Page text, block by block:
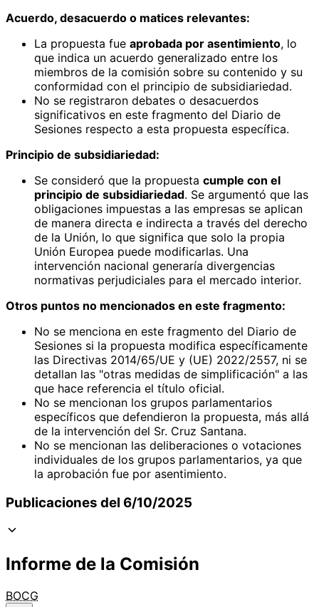
Acuerdo, desacuerdo o matices relevantes:
La propuesta fue aprobada por asentimiento, lo
que indica un acuerdo generalizado entre los
miembros de la comisión sobre su contenido y su
conformidad con el principio de subsidiariedad.
No se registraron debates o desacuerdos
significativos en este fragmento del Diario de
Sesiones respecto a esta propuesta específica.
Principio de subsidiariedad:
Se consideró que la propuesta cumple con el
principio de subsidiariedad. Se argumentó que las
obligaciones impuestas a las empresas se aplican
de manera directa e indirecta a través del derecho
de la Unión, lo que significa que solo la propia
Unión Europea puede modificarlas. Una
intervención nacional generaría divergencias
normativas perjudiciales para el mercado interior.
Otros puntos no mencionados en este fragmento:
No se menciona en este fragmento del Diario de
Sesiones si la propuesta modifica específicamente
las Directivas 2014/65/UE y (UE) 2022/2557, ni se
detallan las "otras medidas de simplificación" a las
que hace referencia el título oficial.
No se mencionan los grupos parlamentarios
específicos que defendieron la propuesta, más allá
de la intervención del Sr. Cruz Santana.
No se mencionan las deliberaciones o votaciones
individuales de los grupos parlamentarios, ya que
la aprobación fue por asentimiento.
Publicaciones del 6/10/2025
Informe de la Comisión
BOCG